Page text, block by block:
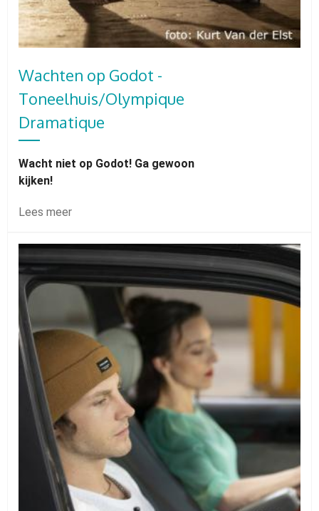
Wachten op Godot -
Toneelhuis/Olympique
Dramatique
Wacht niet op Godot! Ga gewoon
kijken!
Lees meer